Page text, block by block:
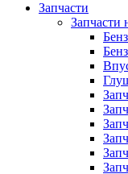
Запчасти
Запчасти